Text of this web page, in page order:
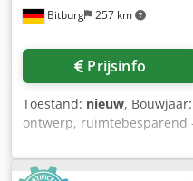
Bitburg 257 km
Prijsinfo
Toestand: nieuw, Bouwjaar:
ontwerp, ruimtebesparend
capaciteit, lage
onderhouden, lange filter